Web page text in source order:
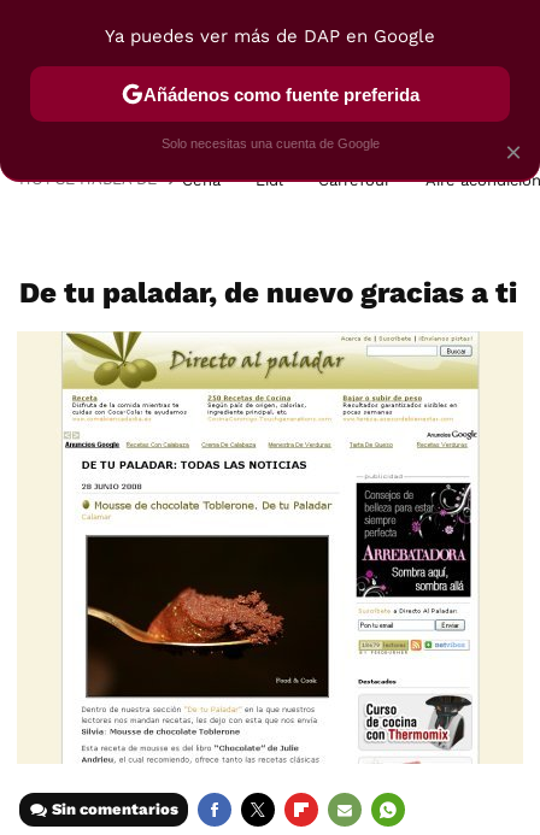
POSTRES VIAJES SELECCIÓN VEGUI
HOY SE HABLA DE Cena Lidl Carrefour Aire
De tu paladar, de nuevo gracias a ti
Sin comentarios
×
Ya puedes ver más de DAP en Google
Añádenos como fuente preferida
Solo necesitas una cuenta de Google